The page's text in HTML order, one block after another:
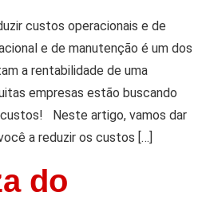
custos operacionais e de
e de manutenção é um dos
a rentabilidade de uma
empresas estão buscando
custos! Neste artigo, vamos dar
a reduzir os custos […]
do